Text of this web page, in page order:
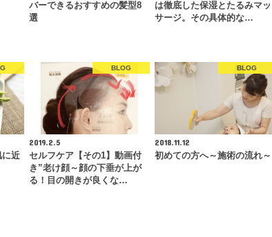
バーできるおすすめの髪型8
選
は徹底した保湿とたるみマッ
サージ。その具体的な…
に近
BLOG
2019.2.5
セルフケア【その1】動画付
き”老け顔～顔の下垂が上が
る！目の開きが良くな…
BLOG
2018.11.12
初めての方へ～施術の流れ～